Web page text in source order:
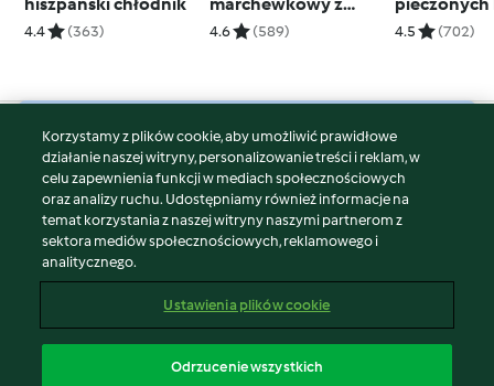
4.4 (363)
kolendrą
4.6 (589) 4.5 (702)
© Copyright 2026
Warunki korzystania
Polityka prywatności
Disclaimer
Znak wydawcy
Zgłoś treść
Korzystamy z plików cookie, aby umożliwić prawidłowe
działanie naszej witryny, personalizowanie treści i reklam, w
celu zapewnienia funkcji w mediach społecznościowych
oraz analizy ruchu. Udostępniamy również informacje na
temat korzystania z naszej witryny naszymi partnerom z
sektora mediów społecznościowych, reklamowego i
analitycznego.
Ustawienia plików cookie
Odrzucenie wszystkich